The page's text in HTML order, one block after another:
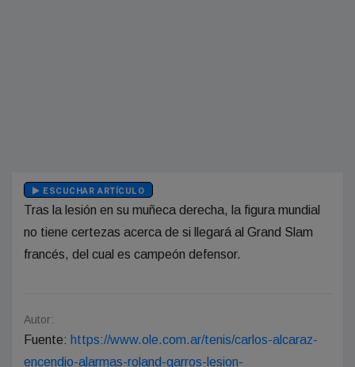
ESCUCHAR ARTÍCULO
Tras la lesión en su muñeca derecha, la figura mundial
no tiene certezas acerca de si llegará al Grand Slam
francés, del cual es campeón defensor.
Autor:
Fuente: https://www.ole.com.ar/tenis/carlos-alcaraz-
encendio-alarmas-roland-garros-lesion-